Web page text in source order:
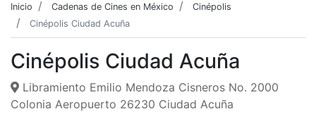
Inicio Cadenas de Cines en México
Cinépolis
Cinépolis Ciudad Acuña
Cinépolis Ciudad Acuña
Libramiento Emilio Mendoza Cisneros No. 2000
Colonia Aeropuerto 26230 Ciudad Acuña